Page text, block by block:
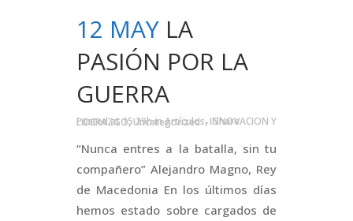
12 MAY LA
PASIÓN POR LA
GUERRA
Posted at 15:29hinArtículos,
INNOVACION Y LIDERAZGO,Uncategorized Share
“Nunca entres a la batalla, sin tu
compañero” Alejandro Magno, Rey
de Macedonia En los últimos días
hemos estado sobre cargados de